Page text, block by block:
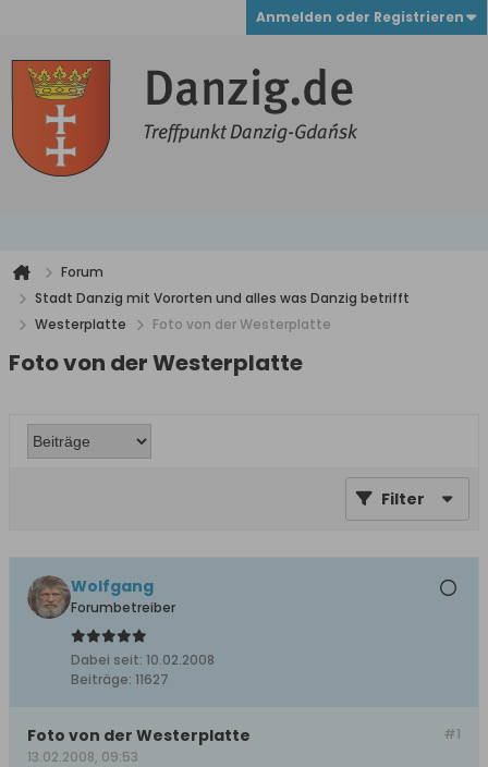
Anmelden oder Registrieren
Forum
Stadt Danzig mit Vororten und alles was Danzig betrifft
Westerplatte
Foto von der Westerplatte
Foto von der Westerplatte
Filter
Wolfgang
Forumbetreiber
Dabei seit: 10.02.2008
Beiträge: 11627
#1
Foto von der Westerplatte
13.02.2008, 09:53